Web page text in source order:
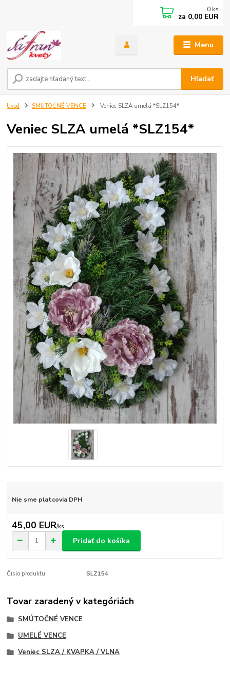
Menu
Hľadať
0 ks
za 0,00 EUR
Úvod SMÚTOČNÉ VENCE Veniec SLZA umelá *SLZ154*
Veniec SLZA umelá *SLZ154*
Nie sme platcovia DPH
45,00 EUR/ks
Pridať do košíka
Číslo produktu: SLZ154
Tovar zaradený v kategóriách
SMÚTOČNÉ VENCE
UMELÉ VENCE
Veniec SLZA / KVAPKA / VLNA